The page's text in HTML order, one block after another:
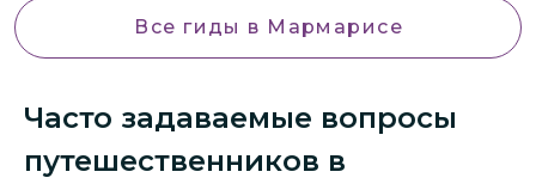
Все гиды в Мармарисе
Часто задаваемые вопросы
путешественников в